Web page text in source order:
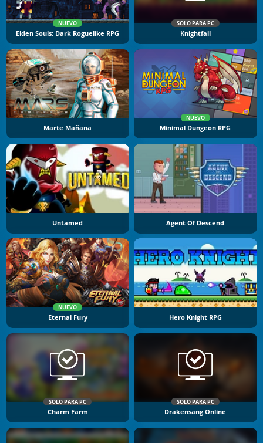
NUEVO
Elden Souls: Dark Roguelike RPG
SOLO PARA PC
Knightfall
Marte Mañana
NUEVO
Minimal Dungeon RPG
Untamed Agent Of Descend
NUEVO
Eternal Fury Hero Knight RPG
SOLO PARA PC
Charm Farm
SOLO PARA PC
Drakensang Online